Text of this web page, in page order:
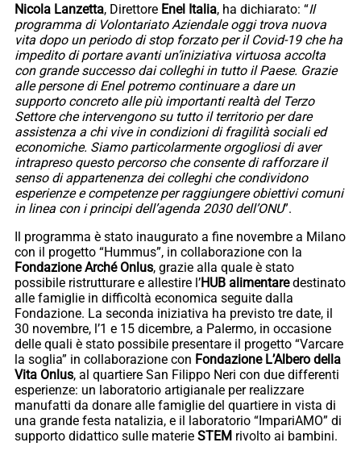
Nicola Lanzetta, Direttore Enel Italia, ha dichiarato: “Il
programma di Volontariato Aziendale oggi trova nuova
vita dopo un periodo di stop forzato per il Covid-19 che ha
impedito di portare avanti un’iniziativa virtuosa accolta
con grande successo dai colleghi in tutto il Paese. Grazie
alle persone di Enel potremo continuare a dare un
supporto concreto alle più importanti realtà del Terzo
Settore che intervengono su tutto il territorio per dare
assistenza a chi vive in condizioni di fragilità sociali ed
economiche. Siamo particolarmente orgogliosi di aver
intrapreso questo percorso che consente di rafforzare il
senso di appartenenza dei colleghi che condividono
esperienze e competenze per raggiungere obiettivi comuni
in linea con i principi dell’agenda 2030 dell’ONU”.
Il programma è stato inaugurato a fine novembre a Milano
con il progetto “Hummus”, in collaborazione con la
Fondazione Arché Onlus, grazie alla quale è stato
possibile ristrutturare e allestire l’HUB alimentaredestinato
alle famiglie in difficoltà economica seguite dalla
Fondazione. La seconda iniziativa ha previsto tre date, il
30 novembre, l’1 e 15 dicembre, a Palermo, in occasione
delle quali è stato possibile presentare il progetto “Varcare
la soglia” in collaborazione con Fondazione L’Albero della
Vita Onlus, al quartiere San Filippo Neri con due differenti
esperienze: un laboratorio artigianale per realizzare
manufatti da donare alle famiglie del quartiere in vista di
una grande festa natalizia, e il laboratorio “ImpariAMO” di
supporto didattico sulle materie STEM rivolto ai bambini.